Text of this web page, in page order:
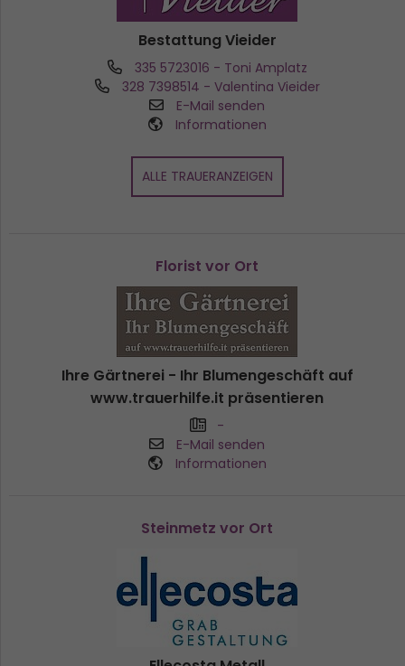
Bestattung Vieider
335 5723016 - Toni Amplatz
328 7398514 - Valentina Vieider
E-Mail senden
Informationen
ALLE TRAUERANZEIGEN
Florist vor Ort
Ihre Gärtnerei - Ihr Blumengeschäft auf
www.trauerhilfe.it präsentieren
-
E-Mail senden
Informationen
Steinmetz vor Ort